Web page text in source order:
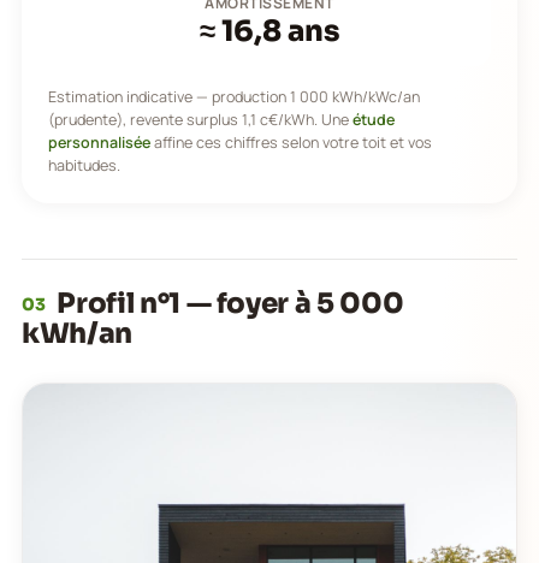
≈ 16,8 ans
Estimation indicative — production 1 000 kWh/kWc/an
(prudente), revente surplus 1,1 c€/kWh. Uneétude
personnaliséeaffine ces chiffres selon votre toit et vos
habitudes.
03 Profil n°1 — foyer à 5 000
kWh/an